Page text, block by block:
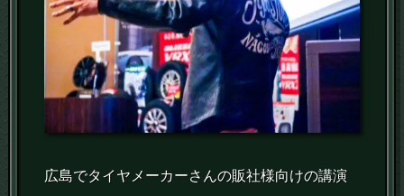
広島でタイヤメーカーさんの販社様向けの講演